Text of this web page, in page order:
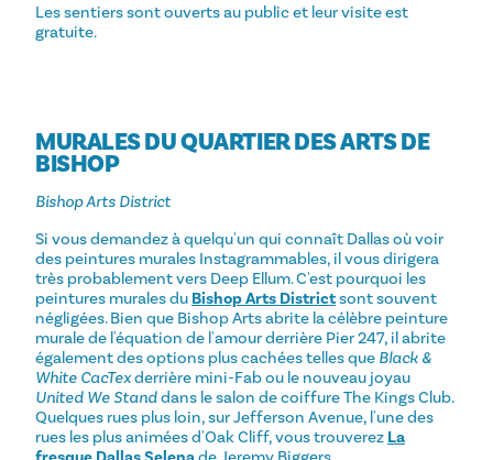
Les sentiers sont ouverts au public et leur visite est
gratuite.
MURALES DU QUARTIER DES ARTS DE
BISHOP
Bishop Arts District
Si vous demandez à quelqu'un qui connaît Dallas où voir
des peintures murales Instagrammables, il vous dirigera
très probablement vers Deep Ellum. C'est pourquoi les
peintures murales du Bishop Arts Districtsont souvent
négligées. Bien que Bishop Arts abrite la célèbre peinture
murale de l'équation de l'amour derrière Pier 247, il abrite
également des options plus cachées telles que Black &
White CacTexderrière mini-Fab ou le nouveau joyau
United We Standdans le salon de coiffure The Kings Club.
Quelques rues plus loin, sur Jefferson Avenue, l'une des
rues les plus animées d'Oak Cliff, vous trouverez La